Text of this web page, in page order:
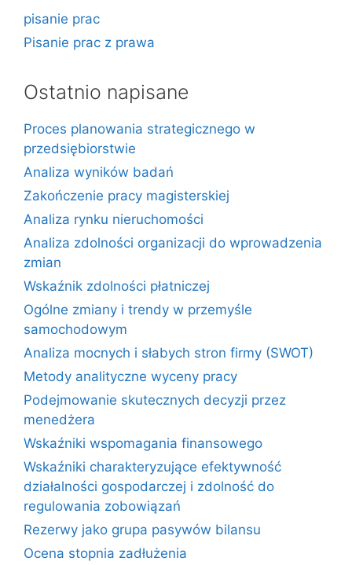
pisanie prac
Pisanie prac z prawa
Ostatnio napisane
Proces planowania strategicznego w
przedsiębiorstwie
Analiza wyników badań
Zakończenie pracy magisterskiej
Analiza rynku nieruchomości
Analiza zdolności organizacji do wprowadzenia
zmian
Wskaźnik zdolności płatniczej
Ogólne zmiany i trendy w przemyśle
samochodowym
Analiza mocnych i słabych stron firmy (SWOT)
Metody analityczne wyceny pracy
Podejmowanie skutecznych decyzji przez
menedżera
Wskaźniki wspomagania finansowego
Wskaźniki charakteryzujące efektywność
działalności gospodarczej i zdolność do
regulowania zobowiązań
Rezerwy jako grupa pasywów bilansu
Ocena stopnia zadłużenia